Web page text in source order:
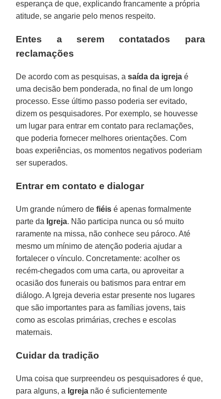
esperança de que, explicando francamente a própria
atitude, se angarie pelo menos respeito.
Entes a serem contatados para
reclamações
De acordo com as pesquisas, asaída da igreja é
uma decisão bem ponderada, no final de um longo
processo. Esse último passo poderia ser evitado,
dizem os pesquisadores. Por exemplo, se houvesse
um lugar para entrar em contato para reclamações,
que poderia fornecer melhores orientações. Com
boas experiências, os momentos negativos poderiam
ser superados.
Entrar em contato e dialogar
Um grande número defiéis é apenas formalmente
parte da Igreja. Não participa nunca ou só muito
raramente na missa, não conhece seu pároco. Até
mesmo um mínimo de atenção poderia ajudar a
fortalecer o vínculo. Concretamente: acolher os
recém-chegados com uma carta, ou aproveitar a
ocasião dos funerais ou batismos para entrar em
diálogo. A Igreja deveria estar presente nos lugares
que são importantes para as famílias jovens, tais
como as escolas primárias, creches e escolas
maternais.
Cuidar da tradição
Uma coisa que surpreendeu os pesquisadores é que,
para alguns, a Igreja não é suficientemente